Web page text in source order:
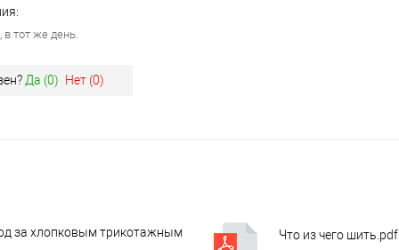
тот же день.
Да (0) Нет (0)
за хлопковым трикотажным
Что из чего шить.pdf